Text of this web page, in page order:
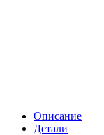
Описание
Детали